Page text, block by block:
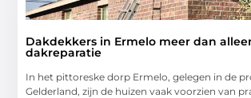
Dakdekkers in Ermelo meer dan
dakreparatie
In het pittoreske dorp Ermelo, gelegen in de
Gelderland, zijn de huizen vaak voorzien van